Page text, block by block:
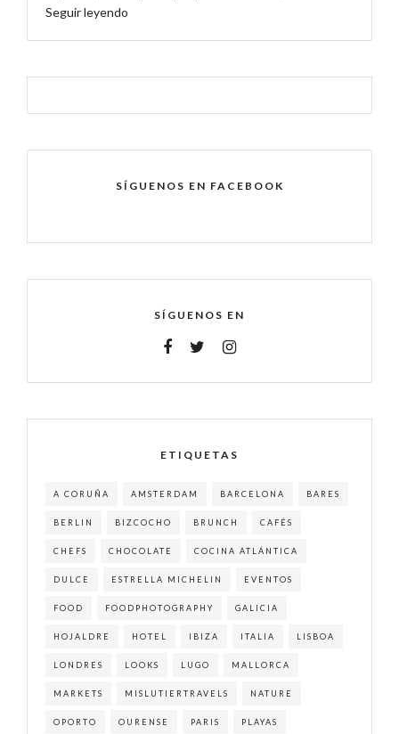
Seguir leyendo
SÍGUENOS EN FACEBOOK
SÍGUENOS EN
ETIQUETAS
A CORUÑA AMSTERDAM BARCELONA BARES
BERLIN BIZCOCHO BRUNCH CAFÉS
CHEFS CHOCOLATE COCINA ATLÁNTICA
DULCE ESTRELLA MICHELIN EVENTOS
FOOD FOODPHOTOGRAPHY GALICIA
HOJALDRE HOTEL IBIZA ITALIA LISBOA
LONDRES LOOKS LUGO MALLORCA
MARKETS MISLUTIERTRAVELS NATURE
OPORTO OURENSE PARIS PLAYAS